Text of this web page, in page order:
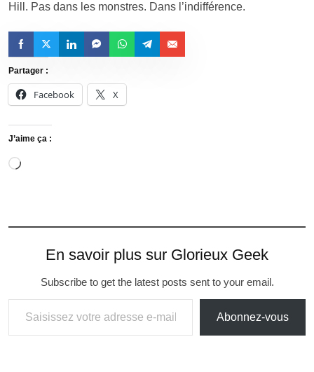
Hill. Pas dans les monstres. Dans l’indifférence.
Partager :
Facebook X
J’aime ça :
En savoir plus sur Glorieux Geek
Subscribe to get the latest posts sent to your email.
Abonnez-vous